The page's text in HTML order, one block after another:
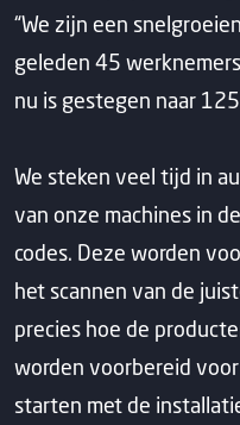
“We zijn een
geleden 45
nu is gestegen naar
We steken veel tijd in
van onze machines in
codes. Deze worden
het scannen van de
precies hoe de
worden voorbereid
starten met de